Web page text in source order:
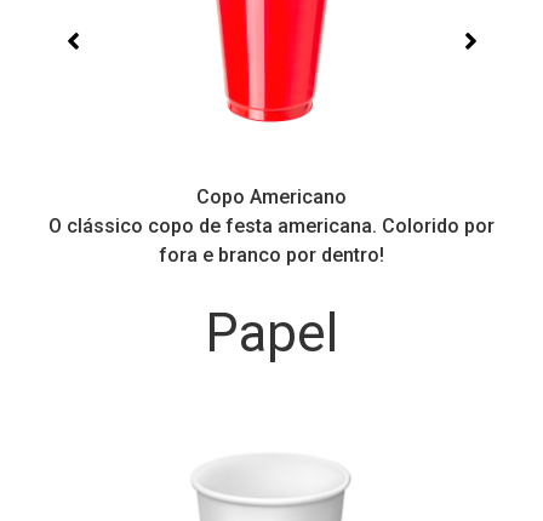
Copo Americano
O clássico copo de festa americana. Colorido por
fora e branco por dentro!
Papel